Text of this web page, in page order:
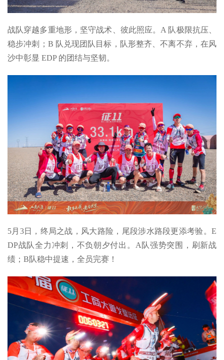
战队穿越多重地形，坚守战术、彼此照应。A 队极限抗压、
稳步冲刺；B 队兑现团队目标，队形整齐、不离不弃，在风
沙中彰显 EDP 的团结与坚韧。
5月3日，终局之战，风大路险，尾段涉水路段更添考验。E
DP战队全力冲刺，不负朝夕付出。A队强势突围，刷新战
绩；B队稳中提速，全员完赛！